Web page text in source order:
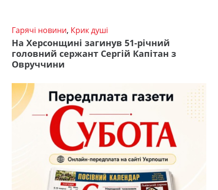
Гарячі новини, Крик душі
На Херсонщині загинув 51-річний
головний сержант Сергій Капітан з
Овруччини